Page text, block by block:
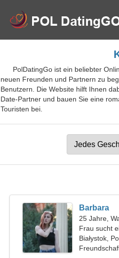
PolDatingGo ist ein beliebter
neuen Freunden und Partnern zu
Benutzern. Die Website hilft Ihnen
Date-Partner und bauen Sie eine
Touristen bei.
Barbara
25 Jahre,
Frau sucht
Białystok,